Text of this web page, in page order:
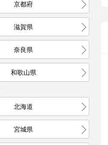
京都府
滋賀県
奈良県
和歌山県
北海道
宮城県